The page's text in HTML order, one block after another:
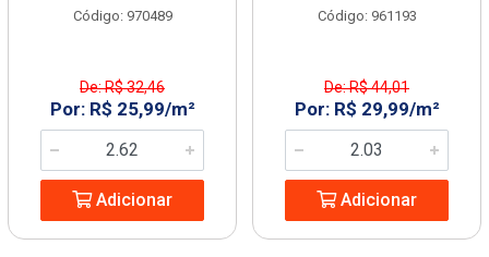
Código: 970489
De: R$ 32,46
Por: R$ 25,99/m²
Adicionar
Código: 961193
De: R$ 44,01
Por: R$ 29,99/m²
Adicionar